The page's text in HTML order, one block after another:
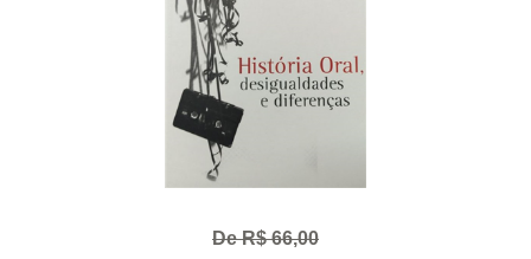
De R$ 66,00